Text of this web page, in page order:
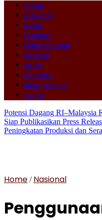
Home
Nasional
Politik
Ekonomi
Entertainment
Lifestyle
Sport
Pers Rilis
Internasional
Video
Potensi Dagang RI–Malaysia
Siap Publikasikan Press
Peningkatan Produksi dan
Home / Nasional